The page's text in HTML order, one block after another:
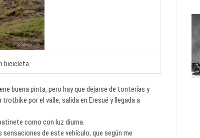
bicicleta.
buena pinta, pero hay que dejarse de tonterías y
por el valle, salida en Eresué y llegada a
como con luz diurna.
de este vehículo, que según me